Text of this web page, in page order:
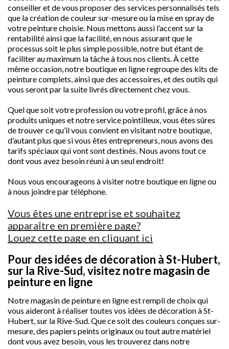
conseiller et de vous proposer des services personnalisés tels
que la création de couleur sur-mesure ou la mise en spray de
votre peinture choisie. Nous mettons aussi l’accent sur la
rentabilité ainsi que la facilité, en nous assurant que le
processus soit le plus simple possible, notre but étant de
faciliter au maximum la tâche à tous nos clients. À cette
même occasion, notre boutique en ligne regroupe des kits de
peinture complets, ainsi que des accessoires, et des outils qui
vous seront par la suite livrés directement chez vous.
Quel que soit votre profession ou votre profil, grâce à nos
produits uniques et notre service pointilleux, vous êtes sûres
de trouver ce qu’il vous convient en visitant notre boutique,
d’autant plus que si vous êtes entrepreneurs, nous avons des
tarifs spéciaux qui vont sont destinés. Nous avons tout ce
dont vous avez besoin réuni à un seul endroit!
Nous vous encourageons à visiter notre boutique en ligne ou
à nous joindre par téléphone.
Vous êtes une entreprise et souhaitez
apparaître en première page?
Louez cette page en cliquant ici
Pour des idées de décoration à St-Hubert,
sur la Rive-Sud, visitez notre magasin de
peinture en ligne
Notre magasin de peinture en ligne est rempli de choix qui
vous aideront à réaliser toutes vos idées de décoration à St-
Hubert, sur la Rive-Sud. Que ce soit des couleurs conçues sur-
mesure, des papiers peints originaux ou tout autre matériel
dont vous avez besoin, vous les trouverez dans notre